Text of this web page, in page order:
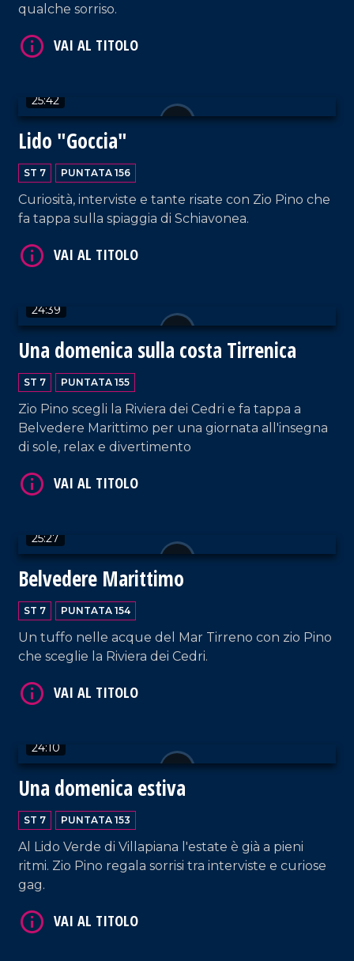
qualche sorriso.
25:42
Lido "Goccia"
ST 7 PUNTATA 156
Curiosità, interviste e tante risate con Zio Pino che
fa tappa sulla spiaggia di Schiavonea.
24:39
Una domenica sulla costa Tirrenica
ST 7 PUNTATA 155
Zio Pino scegli la Riviera dei Cedri e fa tappa a
Belvedere Marittimo per una giornata all'insegna
di sole, relax e divertimento
25:27
Belvedere Marittimo
ST 7 PUNTATA 154
Un tuffo nelle acque del Mar Tirreno con zio Pino
che sceglie la Riviera dei Cedri.
24:10
Una domenica estiva
ST 7 PUNTATA 153
Al Lido Verde di Villapiana l'estate è già a pieni
ritmi. Zio Pino regala sorrisi tra interviste e curiose
gag.
VAI AL TITOLO
VAI AL TITOLO
VAI AL TITOLO
VAI AL TITOLO